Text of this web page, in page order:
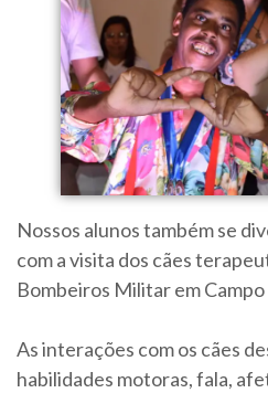
Nossos alunos também se
com a visita dos cães
Bombeiros Militar em
As interações com os cães
habilidades motoras, fala,